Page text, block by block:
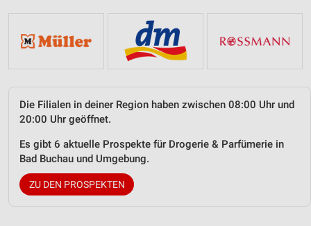
Die Filialen in deiner Region haben zwischen 08:00 Uhr und
20:00 Uhr geöffnet.
Es gibt 6 aktuelle Prospekte für Drogerie & Parfümerie in
Bad Buchau und Umgebung.
ZU DEN PROSPEKTEN